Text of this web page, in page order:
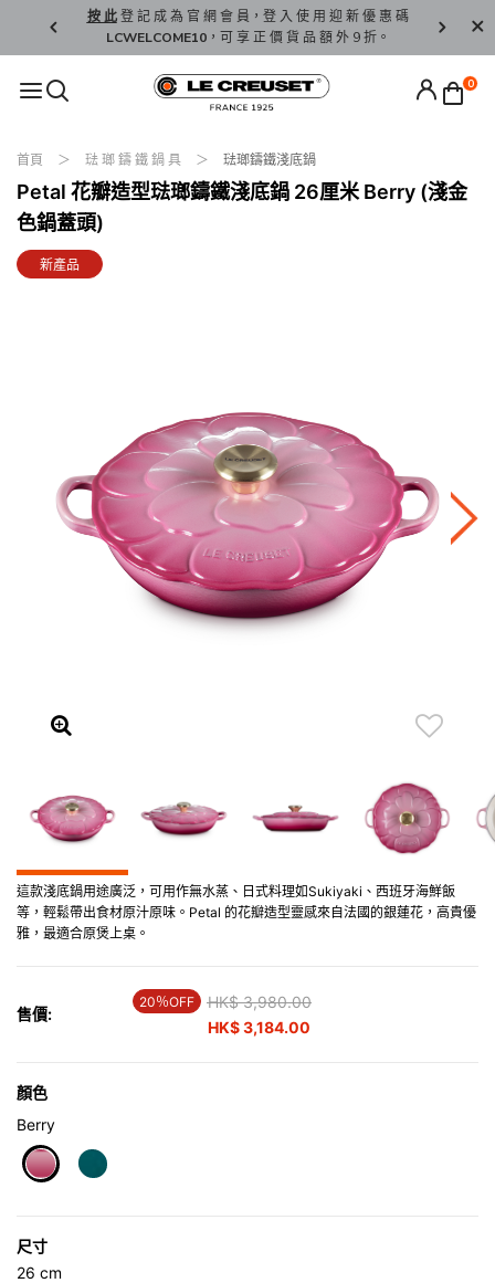
按 此登 記 成 為 官 網 會 員，登 入 使 用 迎 新 優 惠 碼
LCWELCOME10，可 享 正 價 貨 品 額 外 9 折。
香 港 / 澳
0
首頁 琺 瑯 鑄 鐵 鍋 具 琺瑯鑄鐵淺底鍋
Petal 花瓣造型琺瑯鑄鐵淺底鍋 26厘米 Berry (淺金
色鍋蓋頭)
新產品
這款淺底鍋用途廣泛，可用作無水蒸、日式料理如Sukiyaki、西班牙海鮮飯
等，輕鬆帶出食材原汁原味。Petal 的花瓣造型靈感來自法國的銀蓮花，高貴優
雅，最適合原煲上桌。
售價:
20％OFF Price reduced from
HK$ 3,980.00to
HK$ 3,184.00
顏色
Berry
尺寸
26 cm